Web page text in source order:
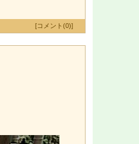
[コメント(0)]